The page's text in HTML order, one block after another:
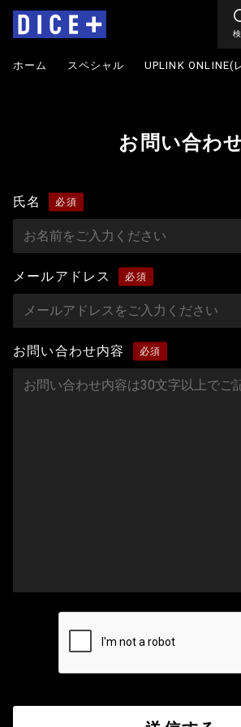
ホーム スペシャル UPLINK ONLINE(
お問い合わ
氏名
メールアドレス
お問い合わせ内容